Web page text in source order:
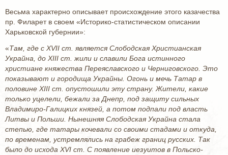
Весьма характерно описывает происхождение этого казачества
пр. Филарет в своем «Историко-статистическом описании
Харьковской губернии»:
«Там, где c XVII ст. является Слободская Христианская
Украйна, до XIII ст. жили и славили Бога истинного
христиане княжества Переяславского и Черниговского. Это
показывают и городища Украйны. Огонь и мечь Татар в
половине XIII ст. опустошили эту страну. Жители, какие
только уцелели, бежали за Днепр, под защиту сильных
Владимиро-Галицких князей, а потом подпали под власть
Литвы и Польши. Нынешняя Слободская Украйна стала
степью, где татары кочевали со своими стадами и откуда,
по временам, устремлялись на грабеж границ русских. Так
было до исхода XVI ст. С появление иезуитов в Польско-